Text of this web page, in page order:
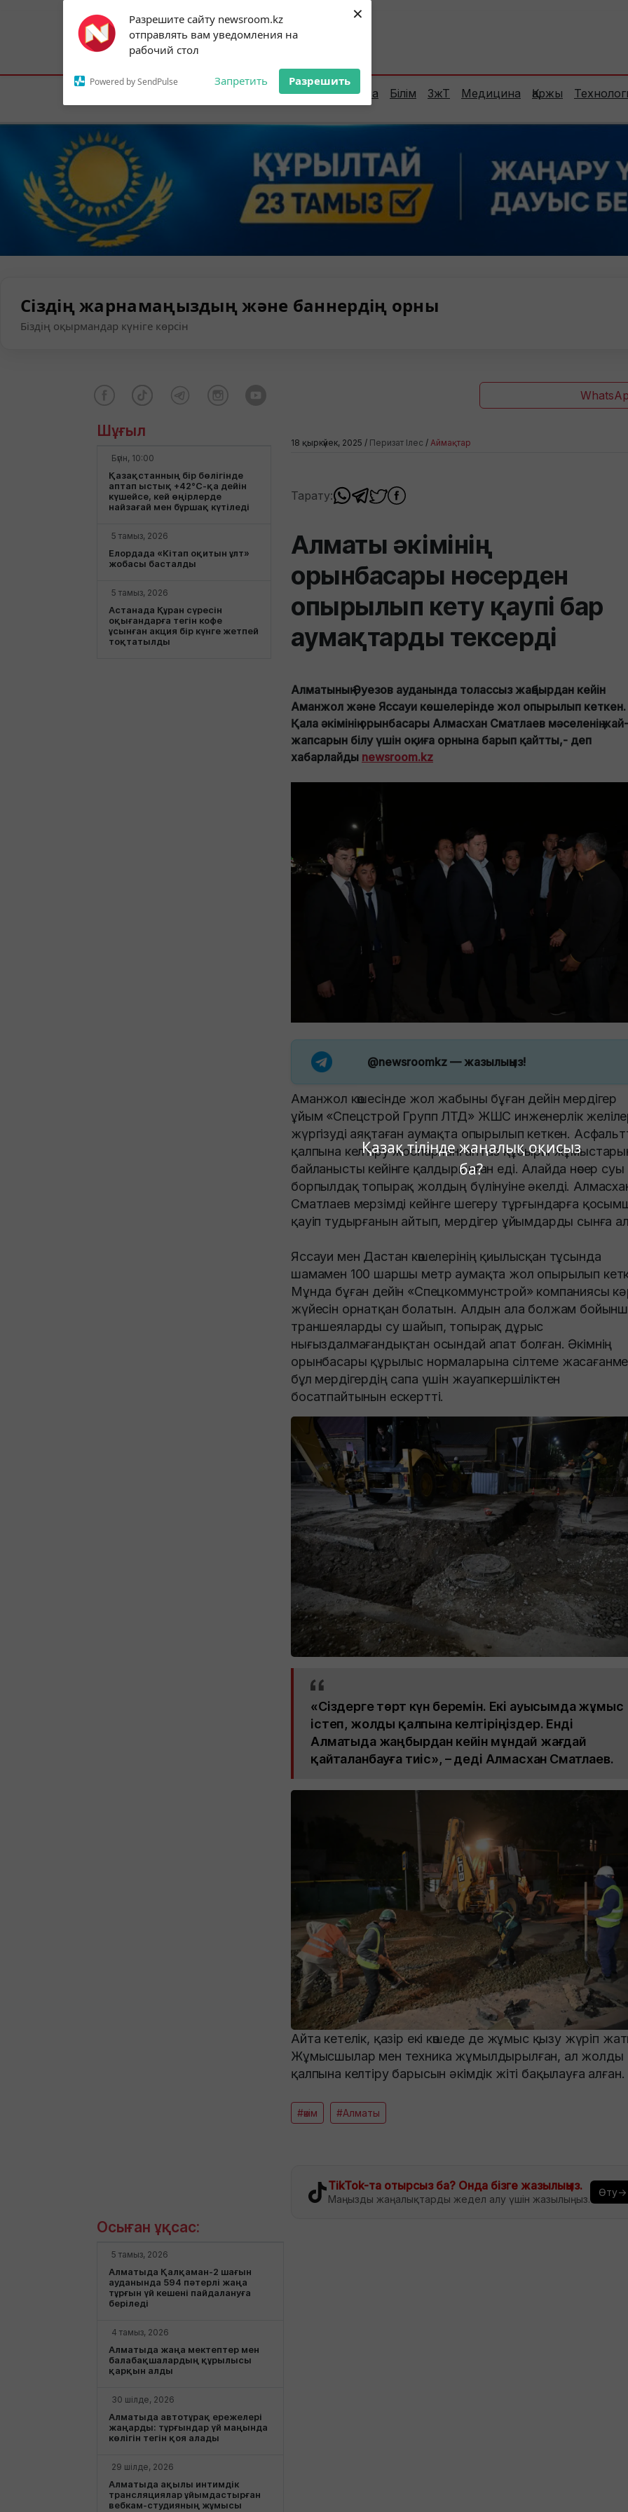
Разрешите сайту newsroom.kz
отправлять вам уведомления на
рабочий стол
Powered by SendPulse Запретить Разрешить
×
Қазақ тілінде жаңалық оқисыз
ба?
Subscribe to our
notifications!
To enable permission prompts, click on
the notification icon
Астана:24°C Алматы:29°C Шымкент:
Елорда Сараптама Білім ЗжТ Медицина Қаржы
Сіздің жарнамаңыздың және баннердің орны
Біздің оқырмандар күніге көрсін
Шұғыл
Бүгін, 10:00
Қазақстанның бір бөлігінде
аптап ыстық +42°С-қа дейін
күшейсе, кей өңірлерде
найзағай мен бұршақ күтіледі
5 тамыз, 2026
Елордада «Кітап оқитын ұлт»
жобасы басталды
5 тамыз, 2026
Астанада Құран сүресін
оқығандарға тегін кофе
ұсынған акция бір күнге жетпей
тоқтатылды
18 қыркүйек, 2025 / Перизат Ілес / Аймақтар
Тарату:
Алматы әкімінің
орынбасары нөсерден
опырылып кету қаупі бар
аумақтарды тексерді
Алматының Әуезов ауданында толассыз жаңбырдан кейін
Аманжол және Яссауи көшелерінде жол опырылып кеткен.
Қала әкімінің орынбасары Алмасхан Сматлаев мәселенің жай-
жапсарын білу үшін оқиға орнына барып қайтты,- деп
хабарлайды newsroom.kz
@newsroomkz— жазылыңыз!
Аманжол көшесінде жол жабыны бұған дейін мердігер
ұйым «Спецстрой Групп ЛТД» ЖШС инженерлік
жүргізуді аяқтаған аумақта опырылып кеткен.
қалпына келтіру жоспарланған газ құбыры
байланысты кейінге қалдырылған еді. Алайда нөсер
борпылдақ топырақ жолдың бүлінуіне әкелді.
Сматлаев мерзімді кейінге шегеру тұрғындарға
қауіп тудырғанын айтып, мердігер ұйымдарды сынға
Яссауи мен Дастан көшелерінің қиылысқан тұсында
шамамен 100 шаршы метр аумақта жол опырылып
Мұнда бұған дейін «Спецкоммунстрой» компаниясы
жүйесін орнатқан болатын. Алдын ала болжам
траншеяларды су шайып, топырақ дұрыс
нығыздалмағандықтан осындай апат болған. Әкімнің
орынбасары құрылыс нормаларына сілтеме
бұл мердігердің сапа үшін жауапкершіліктен
босатпайтынын ескертті.
«Сіздерге төрт күн беремін. Екі ауысымда жұмыс
істеп, жолды қалпына келтіріңіздер. Енді
Алматыда жаңбырдан кейін мұндай жағдай
қайталанбауға тиіс», – деді Алмасхан Сматлаев.
Айта кетелік, қазір екі көшеде де жұмыс қызу жүріп
Жұмысшылар мен техника жұмылдырылған, ал жолды
қалпына келтіру барысын әкімдік жіті бақылауға алған.
#әкім #Алматы
TikTok-та отырсыз ба? Онда бізге жазылыңыз.
Маңызды жаңалықтарды жедел алу үшін жазылыңыз.
Өту→
Осыған ұқсас:
5 тамыз, 2026
Алматыда Қалқаман-2 шағын
ауданында 594 пәтерлі жаңа
тұрғын үй кешені пайдалануға
беріледі
4 тамыз, 2026
Алматыда жаңа мектептер мен
балабақшалардың құрылысы
қарқын алды
30 шілде, 2026
Алматыда автотұрақ ережелері
жаңарды: тұрғындар үй маңында
көлігін тегін қоя алады
29 шілде, 2026
Алматыда ақылы интимдік
трансляциялар ұйымдастырған
вебкам-студияның жұмысы